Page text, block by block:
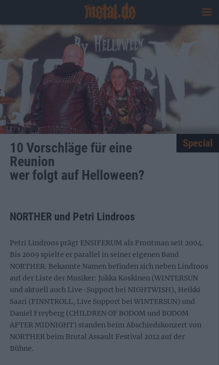
10 Vorschläge für eine
Reunion
wer folgt auf Helloween?
Special
NORTHER und Petri Lindroos
Petri Lindroos prägt ENSIFERUM als Frontman seit 2004.
Bis 2009 spielte er parallel in seiner eigenen Band
NORTHER. Bekannte Namen befinden sich neben Lindroos
auf der Liste der Musiker: Jukka Koskinen (WINTERSUN
und aktuell auch Live-Support bei NIGHTWISH), Heikki
Saari (FINNTROLL, Live Support bei WINTERSUN) und
Daniel Freyberg (CHILDREN OF BODOM und BODOM
AFTER MIDNIGHT) standen beim Abschiedskonzert von
NORTHER beim Brutal Assault Festival 2012 auf der
Bühne.